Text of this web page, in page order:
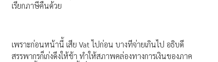
เรียกภาษีคืนด้วย
เพราะก่อนหน้านี้ เสีย Vat ไปก่อน บางทีจ่ายเกินไป อธิบดี
สรรพากรก็เก่งดึงให้ช้า ทำให้สภาพคล่องทางการเงินของภาค